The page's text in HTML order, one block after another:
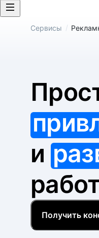
Сервисы /
и
Получить